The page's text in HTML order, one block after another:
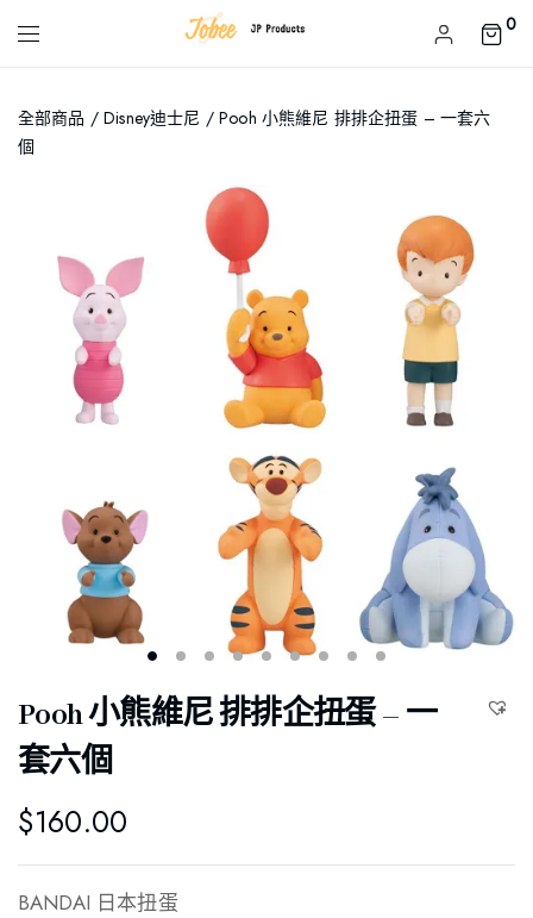
0
全部商品 /Disney迪士尼 / Pooh 小熊維尼 排排企扭蛋 – 一套六
個
Pooh 小熊維尼 排排企扭蛋 – 一
套六個
$160.00
BANDAI 日本扭蛋